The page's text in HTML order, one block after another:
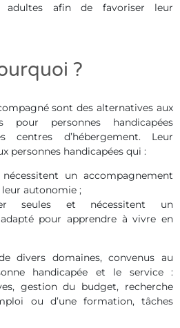
adultes afin de favoriser leur
?
sont des alternatives aux
pour personnes handicapées
d’hébergement. Leur
personnes handicapées qui :
un accompagnement
autonomie ;
seules et nécessitent un
pour apprendre à vivre en
divers domaines, convenus au
handicapée et le service :
gestion du budget, recherche
ou d’une formation, tâches